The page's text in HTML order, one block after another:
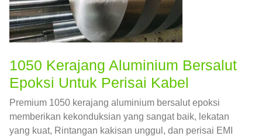
1050 Kerajang Aluminium Bersalut
Epoksi Untuk Perisai Kabel
Premium 1050 kerajang aluminium bersalut epoksi
memberikan kekonduksian yang sangat baik, lekatan
yang kuat, Rintangan kakisan unggul, dan perisai EMI